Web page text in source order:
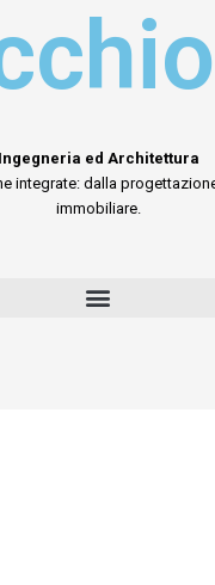
Ingegneria ed Architettura
integrate: dalla
immobiliare.